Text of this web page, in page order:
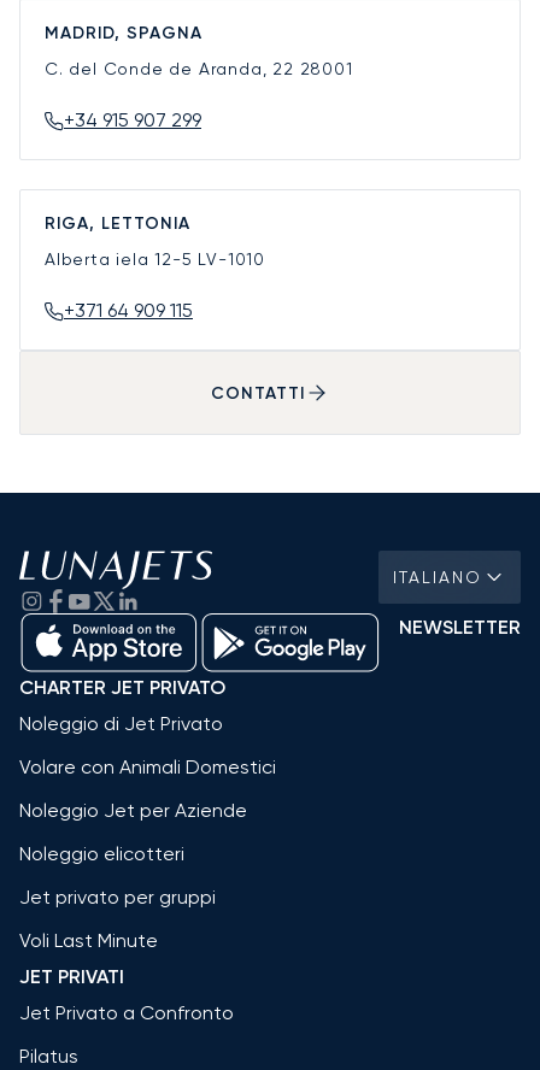
MADRID, SPAGNA
C. del Conde de Aranda, 22 28001
+34 915 907 299
RIGA, LETTONIA
Alberta iela 12-5 LV-1010
+371 64 909 115
CONTATTI
ITALIANO
NEWSLETTER
CHARTER JET PRIVATO
Noleggio di Jet Privato
Volare con Animali Domestici
Noleggio Jet per Aziende
Noleggio elicotteri
Jet privato per gruppi
Voli Last Minute
JET PRIVATI
Jet Privato a Confronto
Pilatus